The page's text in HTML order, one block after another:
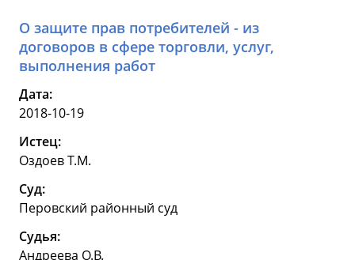
О защите прав потребителей - из
договоров в сфере торговли, услуг,
выполнения работ
Дата:
2018-10-19
Истец:
Оздоев Т.М.
Суд:
Перовский районный суд
Судья:
Андреева О.В.